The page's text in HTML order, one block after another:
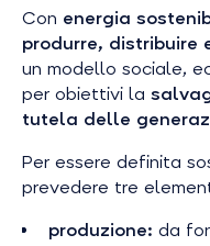
Con energia
produrre, distribuire
un modello sociale,
per obiettivi la
tutela delle
Per essere definita
prevedere tre
produzione: da